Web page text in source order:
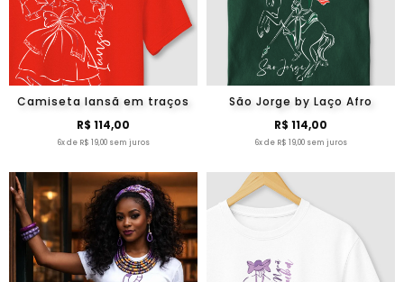
Camiseta Iansã em traços
R$ 114,00
6x de R$ 19,00 sem juros
São Jorge by Laço Afro
R$ 114,00
6x de R$ 19,00 sem juros